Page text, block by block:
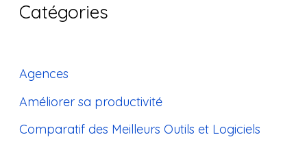
Catégories
Agences
Améliorer sa productivité
Comparatif des Meilleurs Outils et Logiciels